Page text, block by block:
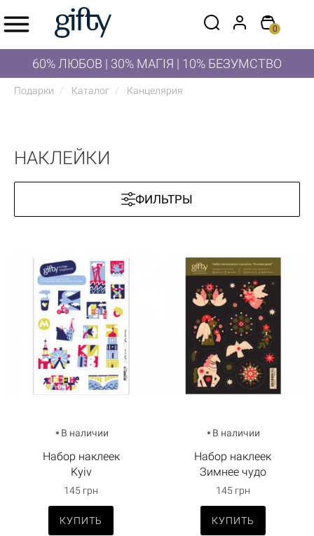
0
60% ЛЮБОВ | 30% МАГІЯ | 10% БЕЗУМСТВО
Подарки Каталог Канцелярия
НАКЛЕЙКИ
ФИЛЬТРЫ
В наличии
Набор наклеек
Kyiv
145 грн
КУПИТЬ
В наличии
Набор наклеек
Зимнее чудо
145 грн
КУПИТЬ